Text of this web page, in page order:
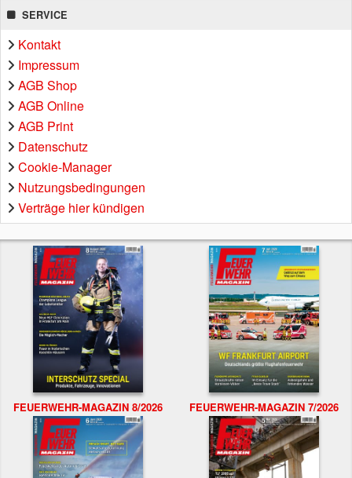
SERVICE
Kontakt
Impressum
AGB Shop
AGB Online
AGB Print
Datenschutz
Cookie-Manager
Nutzungsbedingungen
Verträge hier kündigen
FEUERWEHR-MAGAZIN 8/2026 FEUERWEHR-MAGAZIN 7/2026